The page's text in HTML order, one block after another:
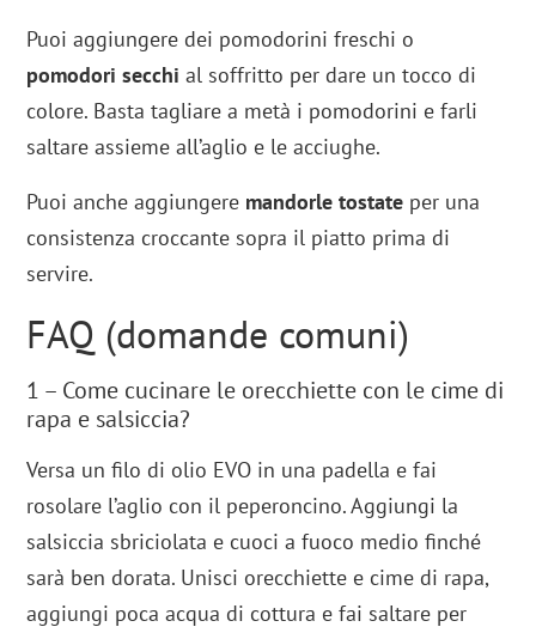
Puoi aggiungere dei pomodorini freschi o
pomodori secchial soffritto per dare un tocco di
colore. Basta tagliare a metà i pomodorini e farli
saltare assieme all’aglio e le acciughe.
Puoi anche aggiungere mandorle tostate per una
consistenza croccante sopra il piatto prima di
servire.
FAQ (domande comuni)
1 – Come cucinare le orecchiette con le cime di
rapa e salsiccia?
Versa un filo di olio EVO in una padella e fai
rosolare l’aglio con il peperoncino. Aggiungi la
salsiccia sbriciolata e cuoci a fuoco medio finché
sarà ben dorata. Unisci orecchiette e cime di rapa,
aggiungi poca acqua di cottura e fai saltare per